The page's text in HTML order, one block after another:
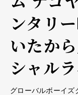
ンタリ
いたか
シャル
グローバルボーイズ